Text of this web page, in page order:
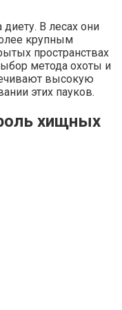
В лесах они
крупным
пространствах
метода охоты и
высокую
этих пауков.
хищных